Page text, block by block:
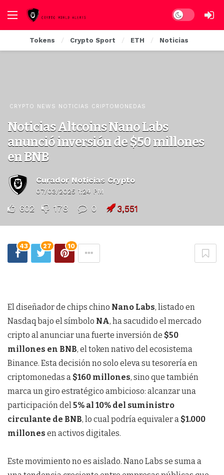
Dark mode
Tokens Crypto Sport ETH Noticias
CRYPTO NEWS NOTICIAS CRIPTOMONEDAS
Noticias Altcoins Nano Labs
anunció inversión de $50 millones
en BNB
Curador Noticias Crypto
07/03/2025 1:24 PM
602 178 0 3,551
43 27 10
El diseñador de chips chino Nano Labs, listado en
Nasdaq bajo el símbolo NA, ha sacudido el mercado
cripto al anunciar una fuerte inversión de $50
millones en BNB, el token nativo del ecosistema
Binance. Esta decisión no solo eleva su tesorería en
criptomonedas a $160 millones, sino que también
marca un giro estratégico ambicioso: alcanzar una
participación del5% al 10% del suministro
circulante de BNB, lo cual podría equivaler a $1.000
millones en activos digitales.
Este movimiento no es aislado. Nano Labs se suma a